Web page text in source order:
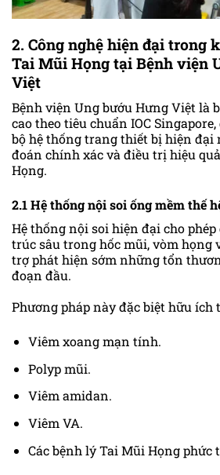
2. Công nghệ hiện đại trong
Tai Mũi Họng tại Bệnh viện
Việt
Bệnh viện Ung bướu Hưng Việt là
cao theo tiêu chuẩn IOC
bộ hệ thống trang thiết bị hiện đại
đoán chính xác và điều trị hiệu
Họng.
2.1 Hệ thống nội soi ống mềm thế
Hệ thống nội soi hiện đại cho phép
trúc sâu trong hốc mũi, vòm họng
trợ phát hiện sớm những tổn
đoạn đầu.
Phương pháp này đặc biệt hữu ích
Viêm xoang mạn tính.
Polyp mũi.
Viêm amidan.
Viêm VA.
Các bệnh lý Tai Mũi Họng phức